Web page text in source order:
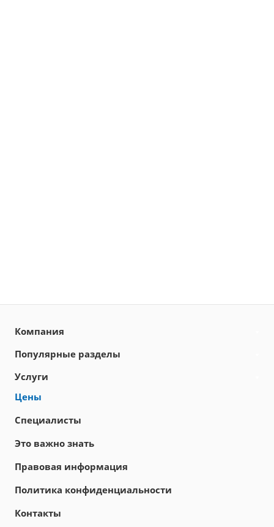
Компания
Популярные разделы
Услуги
Цены
Специалисты
Это важно знать
Правовая информация
Политика конфиденциальности
Контакты